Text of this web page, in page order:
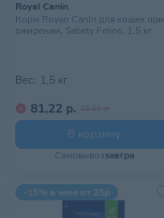
Royal Canin
Корм Royan Canin для кошек при
ожирении, Satiety Feline, 1,5 кг
Вес: 1,5 кг
81,22 р. 95,55 р.
В корзину
Самовывоззавтра
-15% в чеке от 25р